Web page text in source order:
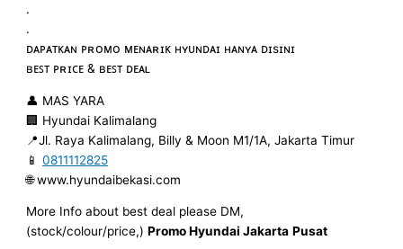
.
.
ᴅᴀᴘᴀᴛᴋᴀɴ ᴘʀᴏᴍᴏ ᴍᴇɴᴀʀɪᴋ ʜʏᴜɴᴅᴀɪ ʜᴀɴʏᴀ ᴅɪsɪɴɪ
ʙᴇꜱᴛ ᴘʀɪᴄᴇ & ʙᴇꜱᴛ ᴅᴇᴀʟ
👤 MAS YARA
🏢 Hyundai Kalimalang
📍Jl. Raya Kalimalang, Billy & Moon M1/1A, Jakarta Timur
📱0811112825
🌐 www.hyundaibekasi.com
More Info about best deal please DM,
(stock/colour/price,)Promo Hyundai Jakarta Pusat